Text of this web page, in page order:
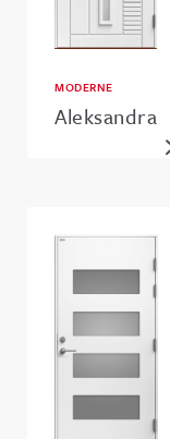
MODERNE
Aleksandra